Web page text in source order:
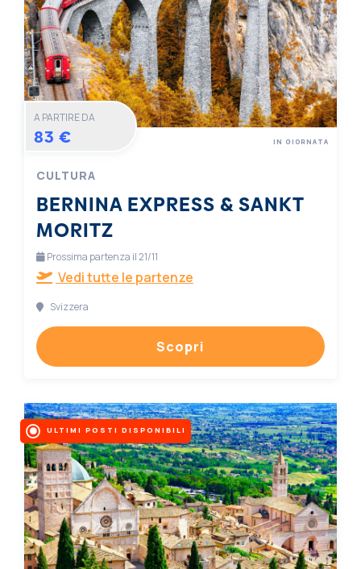
A PARTIRE DA
83 €
CULTURA
BERNINA EXPRESS & SANKT
MORITZ
IN GIORNATA
Prossima partenza il 21/11
Vedi tutte le partenze
Svizzera
Scopri
ULTIMI POSTI DISPONIBILI